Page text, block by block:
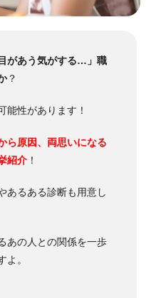
があう気がする…」職
？
能性があります！
ら原因、両思いになる
紹介 ！
あるある診断も用意し
あの人との関係を一歩
よ。